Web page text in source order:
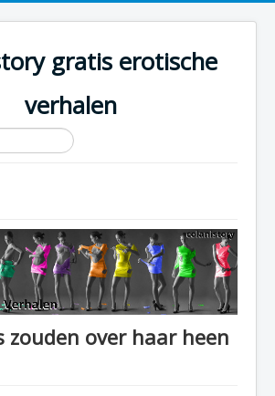
gratis erotische
verhalen
Erotische verhalen - Home
zouden over haar heen